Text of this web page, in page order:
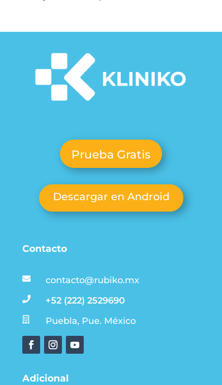
Prueba Gratis
Descargar en Android
Contacto
 contacto@rubiko.mx
 +52 (222) 2529690
 Puebla, Pue. México
Adicional